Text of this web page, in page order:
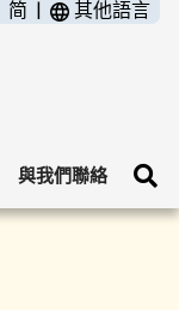
简 其他語言
與我們聯絡
搜